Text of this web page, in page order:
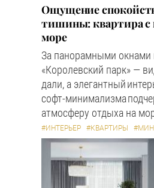
Ощущение
тишины: квартира с
море
За панорамными
«Королевский парк» —
дали, а элегантный
софт-минимализма
атмосферу отдыха на
#ИНТЕРЬЕР #КВАРТИРЫ